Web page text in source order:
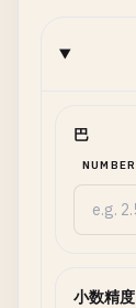
巴
NUMBER
小数精度